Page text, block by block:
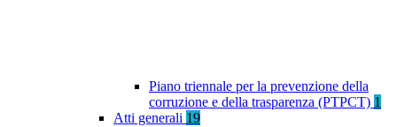
Piano triennale per la prevenzione della
corruzione e della trasparenza (PTPCT) 1
Atti generali 19